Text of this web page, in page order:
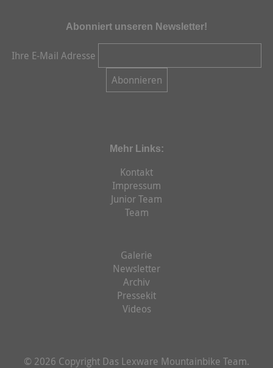
Abonniert unseren Newsletter!
Ihre E-Mail Adresse
Mehr Links:
Kontakt
Impressum
Junior Team
Team
Galerie
Newsletter
Archiv
Pressekit
Videos
© 2026 Copyright Das Lexware Mountainbike Team.